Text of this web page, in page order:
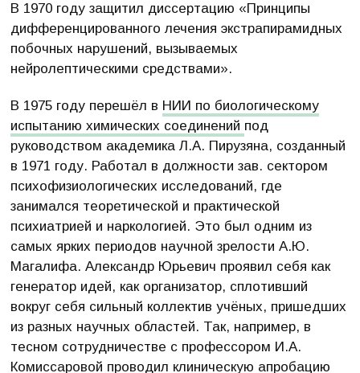
В 1970 году защитил диссертацию «Принципы
дифференцированного лечения экстрапирамидных
побочных нарушений, вызываемых
нейролептическими средствами».
В 1975 году перешёл в НИИ по биологическому
испытанию химических соединений под
руководством академика Л.А. Пирузяна, созданный
в 1971 году. Работал в должности зав. сектором
психофизиологических исследований, где
занимался теоретической и практической
психиатрией и наркологией. Это был одним из
самых ярких периодов научной зрелости А.Ю.
Магалифа. Александр Юрьевич проявил себя как
генератор идей, как организатор, сплотивший
вокруг себя сильный коллектив учёных, пришедших
из разных научных областей. Так, например, в
тесном сотрудничестве с профессором И.А.
Комиссаровой проводил клиническую апробацию